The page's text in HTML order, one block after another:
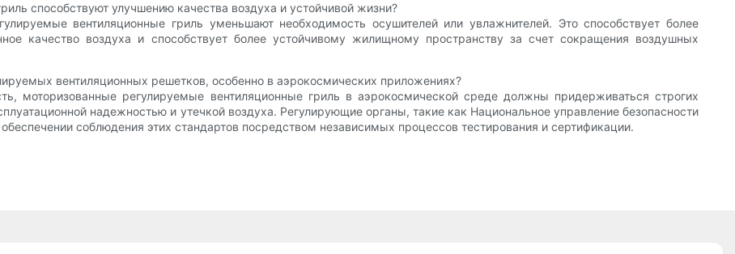
способствуют улучшению качества воздуха и устойчивой жизни?
вентиляционные гриль уменьшают необходимость осушителей или увлажнителей. Это способствует более
качество воздуха и способствует более устойчивому жилищному пространству за счет сокращения воздушных
вентиляционных решетков, особенно в аэрокосмических приложениях?
моторизованные регулируемые вентиляционные гриль в аэрокосмической среде должны придерживаться строгих
надежностью и утечкой воздуха. Регулирующие органы, такие как Национальное управление безопасности
соблюдения этих стандартов посредством независимых процессов тестирования и сертификации.